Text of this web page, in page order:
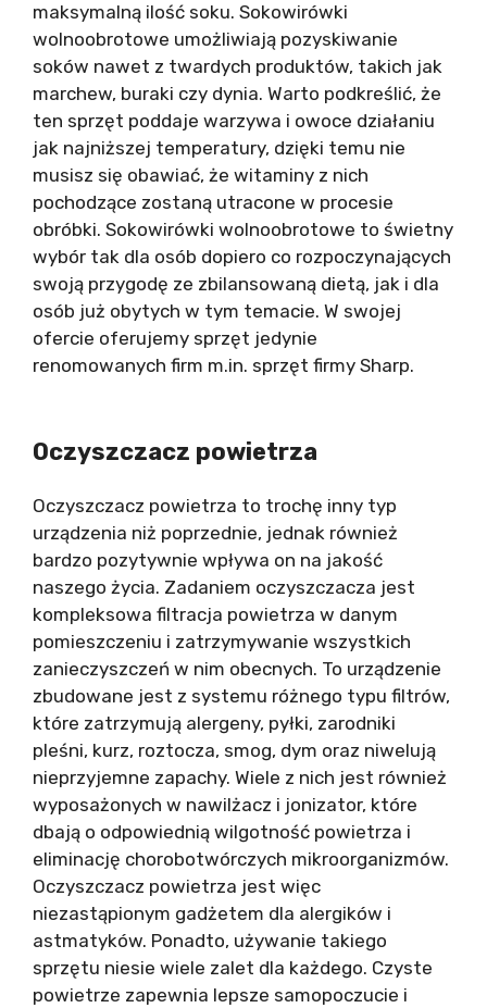
maksymalną ilość soku. Sokowirówki
wolnoobrotowe umożliwiają pozyskiwanie
soków nawet z twardych produktów, takich jak
marchew, buraki czy dynia. Warto podkreślić, że
ten sprzęt poddaje warzywa i owoce działaniu
jak najniższej temperatury, dzięki temu nie
musisz się obawiać, że witaminy z nich
pochodzące zostaną utracone w procesie
obróbki. Sokowirówki wolnoobrotowe to świetny
wybór tak dla osób dopiero co rozpoczynających
swoją przygodę ze zbilansowaną dietą, jak i dla
osób już obytych w tym temacie. W swojej
ofercie oferujemy sprzęt jedynie
renomowanych firm m.in. sprzęt firmy Sharp.
Oczyszczacz powietrza
Oczyszczacz powietrza to trochę inny typ
urządzenia niż poprzednie, jednak również
bardzo pozytywnie wpływa on na jakość
naszego życia. Zadaniem oczyszczacza jest
kompleksowa filtracja powietrza w danym
pomieszczeniu i zatrzymywanie wszystkich
zanieczyszczeń w nim obecnych. To urządzenie
zbudowane jest z systemu różnego typu filtrów,
które zatrzymują alergeny, pyłki, zarodniki
pleśni, kurz, roztocza, smog, dym oraz niwelują
nieprzyjemne zapachy. Wiele z nich jest również
wyposażonych w nawilżacz i jonizator, które
dbają o odpowiednią wilgotność powietrza i
eliminację chorobotwórczych mikroorganizmów.
Oczyszczacz powietrza jest więc
niezastąpionym gadżetem dla alergików i
astmatyków. Ponadto, używanie takiego
sprzętu niesie wiele zalet dla każdego. Czyste
powietrze zapewnia lepsze samopoczucie i